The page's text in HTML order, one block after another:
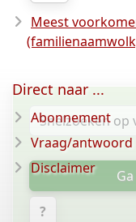
Meest
?
Direct naar ...
Abonnement
Vraag/antwoord
Disclaimer